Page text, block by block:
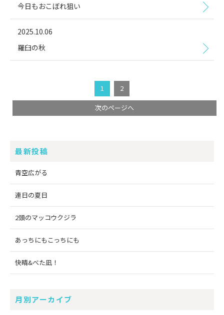
今日もおこぼれ狙い
2025.10.06
羅臼の秋
1 2
次のページへ
最新投稿
青空広がる
連日の夏日
2頭のマッコウクジラ
あっちにもこっちにも
快晴&べた凪！
月別アーカイブ